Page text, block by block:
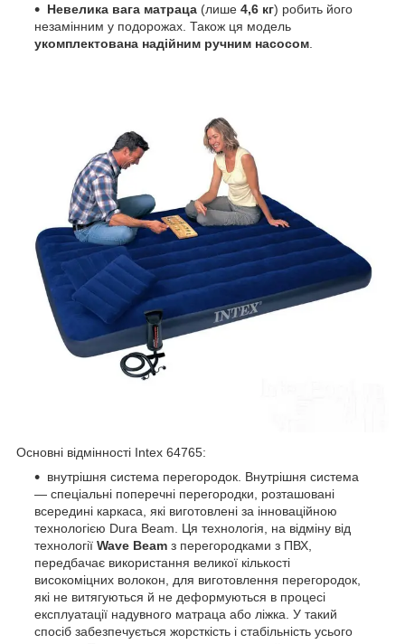
Невелика вага матраца (лише 4,6 кг) робить його
незамінним у подорожах. Також ця модель
укомплектована надійним ручним насосом
Основні відмінності Intex 64765:
внутрішня система перегородок. Внутрішня система
— спеціальні поперечні перегородки, розташовані
всередині каркаса, які виготовлені за інноваційною
технологією Dura Beam. Ця технологія, на відміну від
технології Wave Beam з перегородками з ПВХ,
передбачає використання великої кількості
високоміцних волокон, для виготовлення перегородок,
які не витягуються й не деформуються в процесі
експлуатації надувного матраца або ліжка. У такий
спосіб забезпечується жорсткість і стабільність усього